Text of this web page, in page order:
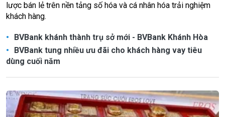
lược bán lẻ trên nền tảng số hóa và cá nhân hóa trải nghiệm
khách hàng.
BVBank khánh thành trụ sở mới - BVBank Khánh Hòa
BVBank tung nhiều ưu đãi cho khách hàng vay tiêu
dùng cuối năm